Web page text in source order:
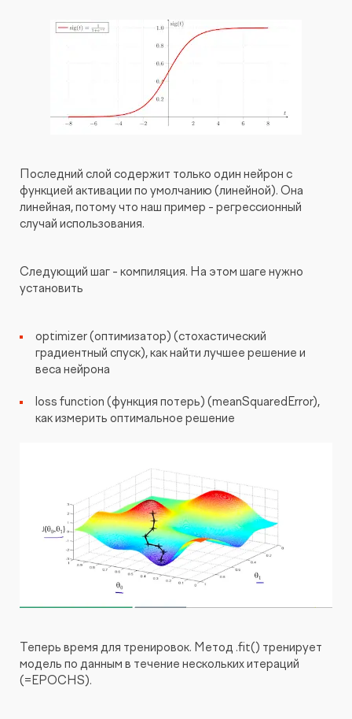
Последний слой содержит только один нейрон с
функцией активации по умолчанию (линейной). Она
линейная, потому что наш пример - регрессионный
случай использования.
Следующий шаг - компиляция. На этом шаге нужно
установить
optimizer (оптимизатор) (стохастический
градиентный спуск), как найти лучшее решение и
веса нейрона
loss function (функция потерь) (meanSquaredError),
как измерить оптимальное решение
Теперь время для тренировок. Метод .fit() тренирует
модель по данным в течение нескольких итераций
(=EPOCHS).